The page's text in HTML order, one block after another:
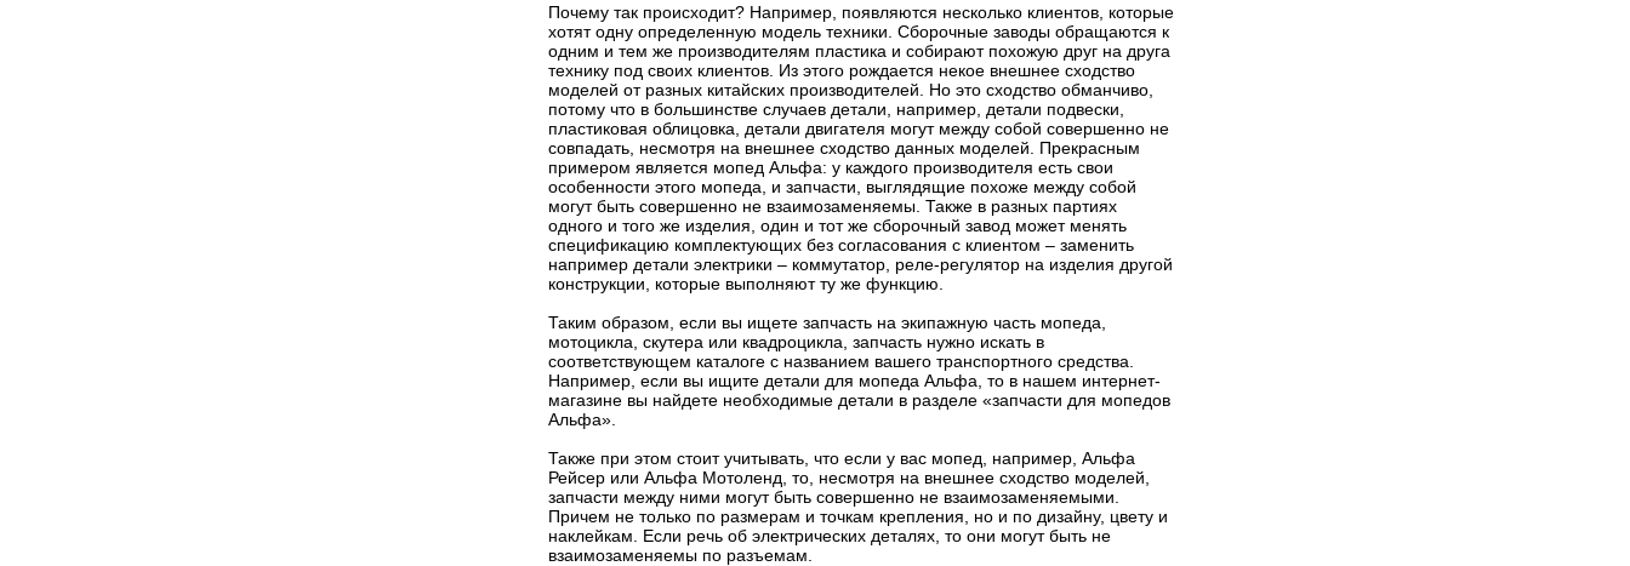
Почему так происходит? Например, появляются несколько клиентов, которые
хотят одну определенную модель техники. Сборочные заводы обращаются к
одним и тем же производителям пластика и собирают похожую друг на друга
технику под своих клиентов. Из этого рождается некое внешнее сходство
моделей от разных китайских производителей. Но это сходство обманчиво,
потому что в большинстве случаев детали, например, детали подвески,
пластиковая облицовка, детали двигателя могут между собой совершенно не
совпадать, несмотря на внешнее сходство данных моделей. Прекрасным
примером является мопед Альфа: у каждого производителя есть свои
особенности этого мопеда, и запчасти, выглядящие похоже между собой
могут быть совершенно не взаимозаменяемы. Также в разных партиях
одного и того же изделия, один и тот же сборочный завод может менять
спецификацию комплектующих без согласования с клиентом – заменить
например детали электрики – коммутатор, реле-регулятор на изделия другой
конструкции, которые выполняют ту же функцию.
Таким образом, если вы ищете запчасть на экипажную часть мопеда,
мотоцикла, скутера или квадроцикла, запчасть нужно искать в
соответствующем каталоге с названием вашего транспортного средства.
Например, если вы ищите детали для мопеда Альфа, то в нашем интернет-
магазине вы найдете необходимые детали в разделе «запчасти для мопедов
Альфа».
Также при этом стоит учитывать, что если у вас мопед, например, Альфа
Рейсер или Альфа Мотоленд, то, несмотря на внешнее сходство моделей,
запчасти между ними могут быть совершенно не взаимозаменяемыми.
Причем не только по размерам и точкам крепления, но и по дизайну, цвету и
наклейкам. Если речь об электрических деталях, то они могут быть не
взаимозаменяемы по разъемам.